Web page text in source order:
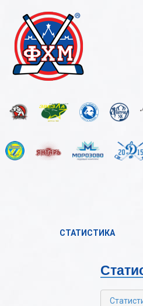
СТАТИСТИКА
2022-2023
2021-2022